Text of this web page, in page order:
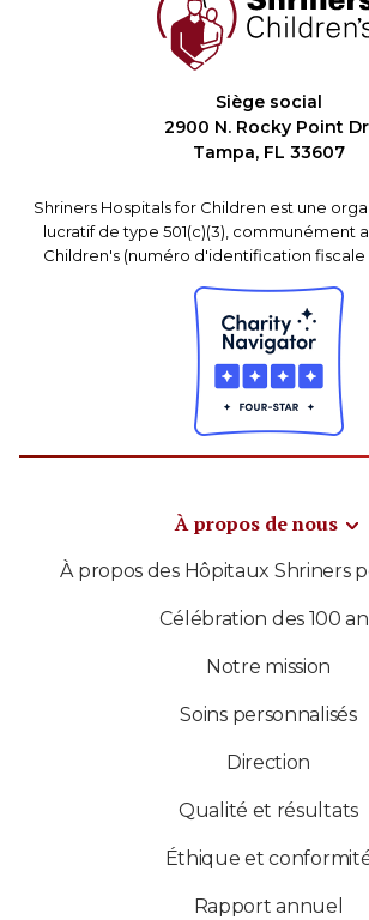
Siège social
2900 N. Rocky Point
Tampa, FL 33607
Shriners Hospitals for Children est une
lucratif de type 501(c)(3), communément
Children's (numéro d'identification fiscale
À propos de nous
À propos des Hôpitaux Shriners
Célébration des 100
Notre mission
Soins personnalisés
Direction
Qualité et résultats
Éthique et
Rapport annuel